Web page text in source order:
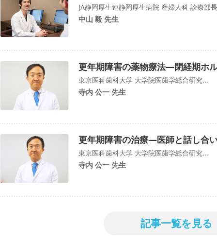
JA静岡厚生連静岡厚生病院 産婦人科 診療部長
中山 毅 先生
更年期障害の薬物療法―閉経期ホ
東京医科歯科大学 大学院医歯学総合研究...
寺内 公一 先生
更年期障害の治療―医師と話し合
東京医科歯科大学 大学院医歯学総合研究...
寺内 公一 先生
記事一覧を見る